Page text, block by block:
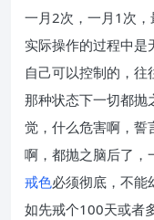
一月2次，一月1次
实际操作的过程中是
自己可以控制的，
那种状态下一切都抛
觉，什么危害啊，誓
啊，都抛之脑后了，
戒色必须彻底，不能
如先戒个100天或者